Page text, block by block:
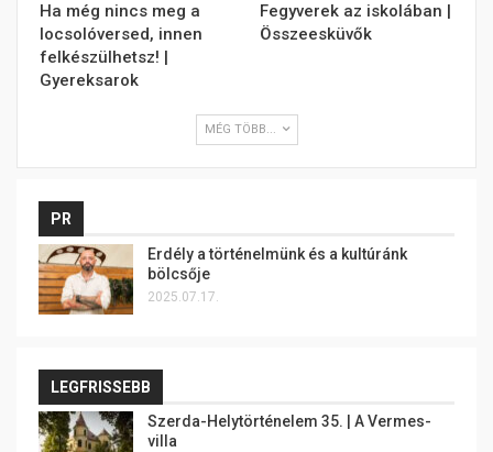
Ha még nincs meg a
locsolóversed, innen
felkészülhetsz! |
Gyereksarok
Fegyverek az iskolában |
Összeesküvők
MÉG TÖBB...
PR
Erdély a történelmünk és a kultúránk
bölcsője
2025.07.17.
LEGFRISSEBB
Szerda-Helytörténelem 35. | A Vermes-
villa